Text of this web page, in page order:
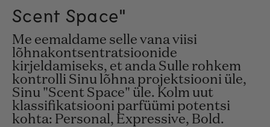
Scent Space"
Me eemaldame selle vana viisi
lõhnakontsentratsioonide
kirjeldamiseks, et anda Sulle rohkem
kontrolli Sinu lõhna projektsiooni üle,
Sinu "Scent Space" üle. Kolm uut
klassifikatsiooni parfüümi potentsi
kohta: Personal, Expressive, Bold.